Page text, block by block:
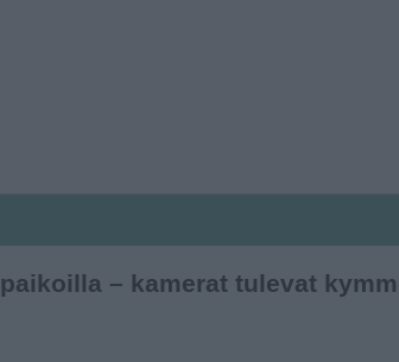
– kamerat tulevat